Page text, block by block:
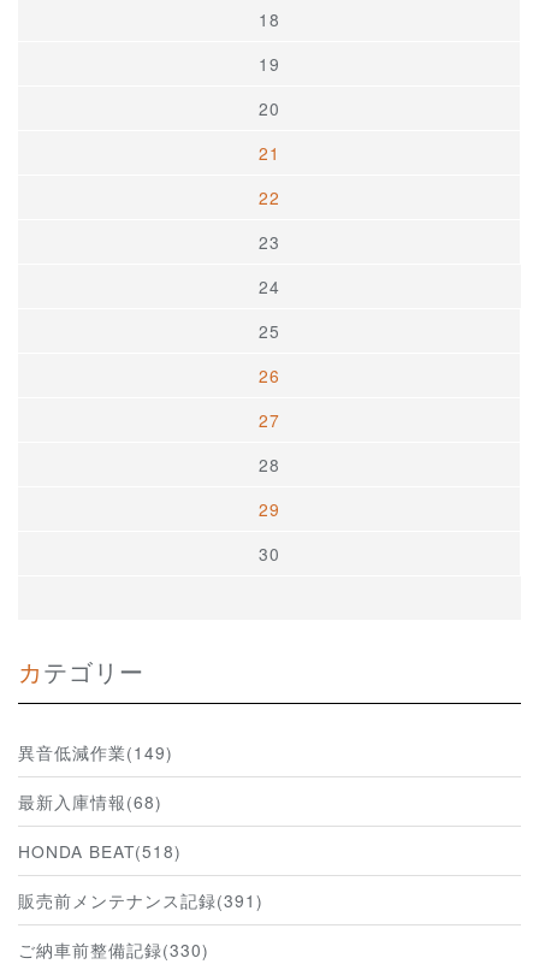
18
19
20
21
22
23
24
25
26
27
28
29
30
カテゴリー
異音低減作業(149)
最新入庫情報(68)
HONDA BEAT(518)
販売前メンテナンス記録(391)
ご納車前整備記録(330)